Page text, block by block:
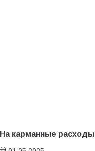
На карманные расходы